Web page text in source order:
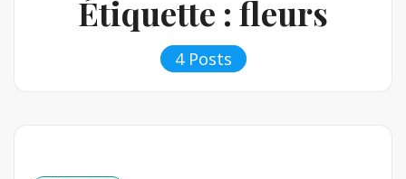
Étiquette : fleurs
4 Posts